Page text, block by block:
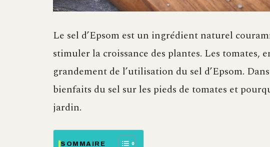
Le sel d’Epsom est un ingrédient naturel
stimuler la croissance des plantes. Les tomates,
grandement de l’utilisation du sel d’Epsom.
bienfaits du sel sur les pieds de tomates et
jardin.
SOMMAIRE